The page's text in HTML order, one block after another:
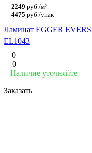
2249 руб./м²
4475 руб./упак
Ламинат EGGER
EL1043
0
0
Наличие уточняйте
Заказать